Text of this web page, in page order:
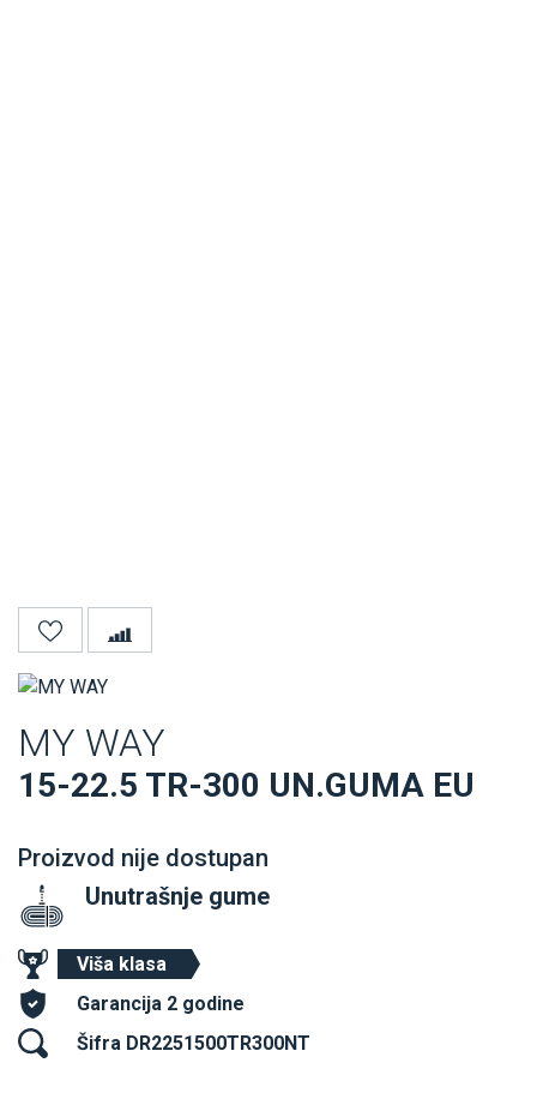
MY WAY
15-22.5 TR-300 UN.GUMA EU
Proizvod nije dostupan
Unutrašnje gume
Viša klasa
Garancija 2 godine
Šifra DR2251500TR300NT